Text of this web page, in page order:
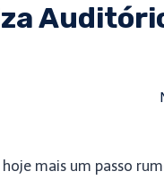
mais um passo